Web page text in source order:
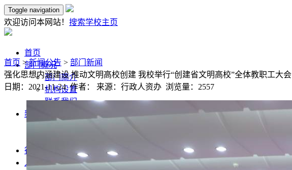
Toggle navigation
欢迎访问本网站！ 搜索学校主页
首页
部门概况
部门简介
机构设置
联系我们
新闻公告
行政管理
人事工作
首页 >新闻公告 > 部门新闻
强化思想内涵建设 推动文明高校创建 我校举行“创建省文明高校”全体教职工大会
日期：2021-11-24 作者： 来源：行政人资办 浏览量： 2557